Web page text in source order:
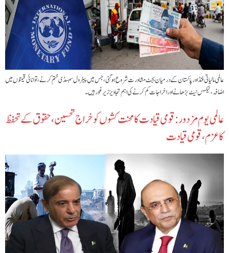
عالمی مالیاتی فنڈ اور پاکستان کے درمیان بجٹ مشاورت شروع ہوگئی، جس میں پیٹرول سبسڈی ختم کرنے، توانائی قیمتوں میں
اضافہ، ٹیکس نیٹ بڑھانے اور اخراجات کم کرنے کی اہم تجاویز زیر غور ہیں۔
عالمی یوم مزدور: قومی قیادت کا محنت کشوں کو خراج تحسین، حقوق کے تحفظ
کا عزم، قومی قیادت